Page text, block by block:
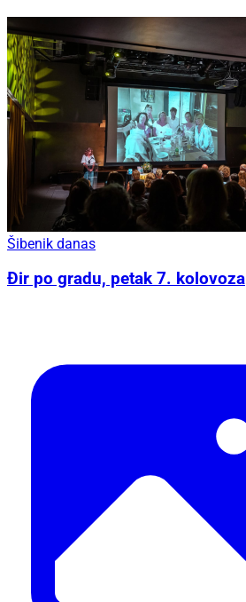
Šibenik danas
Đir po gradu, petak 7. kolovoza